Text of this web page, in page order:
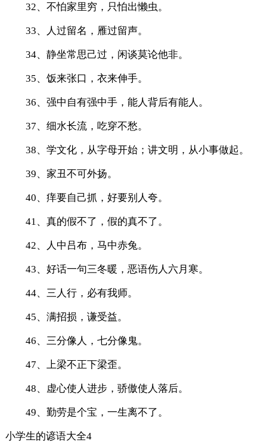
32、不怕家里穷，只怕出懒虫。
33、人过留名，雁过留声。
34、静坐常思己过，闲谈莫论他非。
35、饭来张口，衣来伸手。
36、强中自有强中手，能人背后有能人。
37、细水长流，吃穿不愁。
38、学文化，从字母开始；讲文明，从小事做起。
39、家丑不可外扬。
40、痒要自己抓，好要别人夸。
41、真的假不了，假的真不了。
42、人中吕布，马中赤兔。
43、好话一句三冬暖，恶语伤人六月寒。
44、三人行，必有我师。
45、满招损，谦受益。
46、三分像人，七分像鬼。
47、上梁不正下梁歪。
48、虚心使人进步，骄傲使人落后。
49、勤劳是个宝，一生离不了。
小学生的谚语大全4